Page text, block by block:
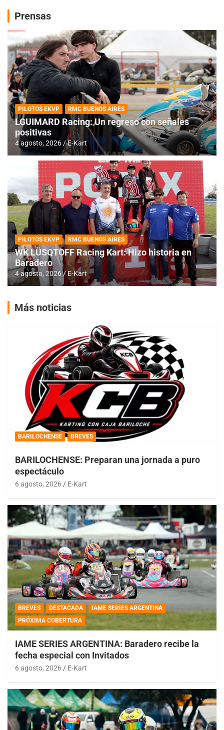
Prensas
PILOTOS EKVP RMC BUENOS AIRES
LGUIMARD Racing: Un regreso con señales
positivas
4 agosto, 2026 E-Kart
PILOTOS EKVP RMC BUENOS AIRES
WK LÜSQTOFF Racing Kart: Hizo historia en
Baradero
4 agosto, 2026 E-Kart
Más noticias
BARILOCHENSE BREVES
BARILOCHENSE: Preparan una jornada a puro
espectáculo
6 agosto, 2026 E-Kart
BREVES DESTACADA
IAME SERIES ARGENTINA
PRÓXIMA COBERTURA
IAME SERIES ARGENTINA: Baradero recibe la
fecha especial con Invitados
6 agosto, 2026 E-Kart